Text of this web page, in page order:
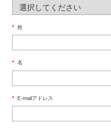
* 姓
* 名
* E-mailアドレス